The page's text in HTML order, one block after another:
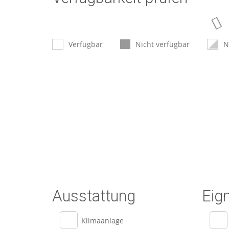
Verfügbar Nicht verfügbar
Ausstattung
Klimaanlage